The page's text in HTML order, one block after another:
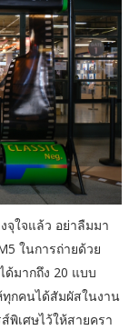
จุใจแล้ว อย่าลืมมา
ในการถ่ายด้วย
มากถึง 20 แบบ
ทุกคนได้สัมผัสในงาน
พิเศษไว้ให้สายครา